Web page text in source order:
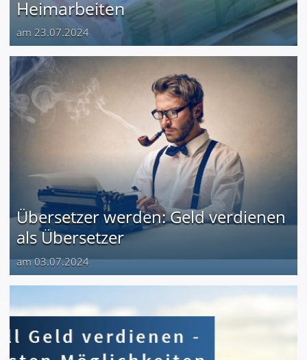
Heimarbeiten
am 23.07.2024
Übersetzer werden: Geld verdienen
als Übersetzer
am 03.07.2024